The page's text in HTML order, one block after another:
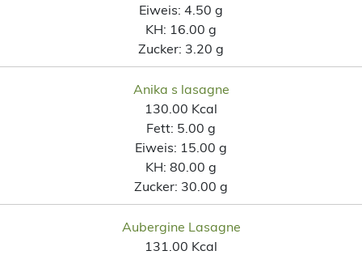
Eiweis: 4.50 g
KH: 16.00 g
Zucker: 3.20 g
Anika s lasagne
130.00 Kcal
Fett: 5.00 g
Eiweis: 15.00 g
KH: 80.00 g
Zucker: 30.00 g
Aubergine Lasagne
131.00 Kcal